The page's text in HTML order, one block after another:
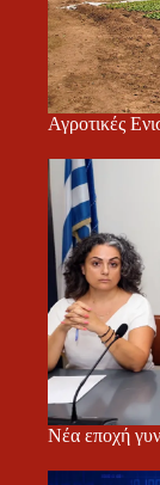
Αγροτικές
Νέα εποχή